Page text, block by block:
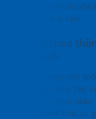
gốc sở hữu trở nên
bán chặt chẽ đi kèm.
Căn cứ theo
Theo các công ước
tắc Hague-Visby hay
được thừa
(Document of Title) có